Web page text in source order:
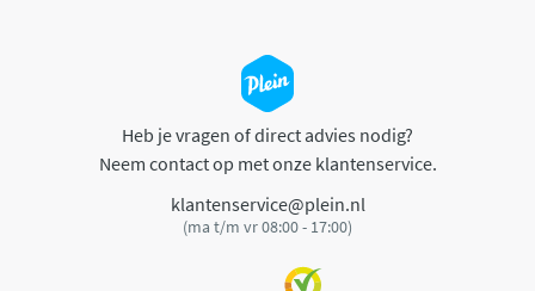
Heb je vragen of direct advies nodig?
Neem contact op met onze klantenservice.
klantenservice@plein.nl
(ma t/m vr 08:00 - 17:00)